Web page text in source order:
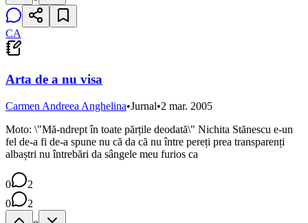
CA
Arta de a nu visa
Carmen Andreea Anghelina•Jurnal•2 mar. 2005
Moto: \"Mă-ndrept în toate părțile deodată\" Nichita Stănescu e-un
fel de-a fi de-a spune nu că da că nu între pereți prea transparenți
albaștri nu întrebări da sângele meu furios ca
0
2
0
2